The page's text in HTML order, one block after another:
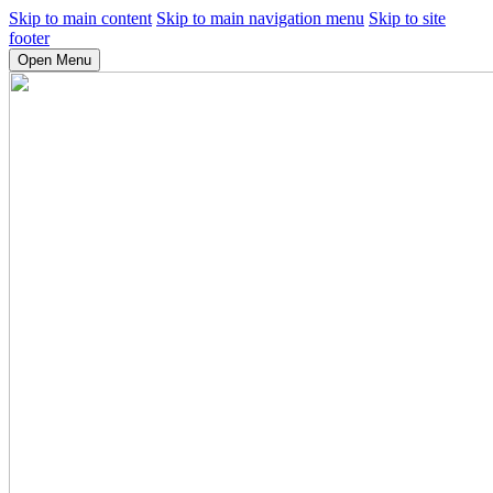
Skip to main content Skip to main navigation menu Skip to site
footer
Open Menu